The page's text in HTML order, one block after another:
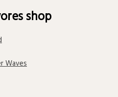
shop
Waves